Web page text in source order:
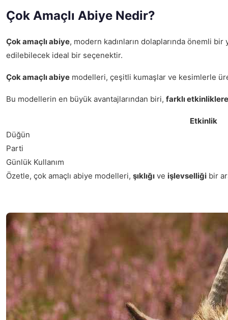
Çok Amaçlı Abiye Nedir?
Çok amaçlı abiye, modern kadınların dolaplarında önemli
edilebilecek ideal bir seçenektir.
Çok amaçlı abiye modelleri, çeşitli kumaşlar ve kesimlerle
Bu modellerin en büyük avantajlarından biri, farklı
Etkinlik
Düğün
Parti
Günlük Kullanım
Özetle, çok amaçlı abiye modelleri, şıklığı ve işlevselliği bir